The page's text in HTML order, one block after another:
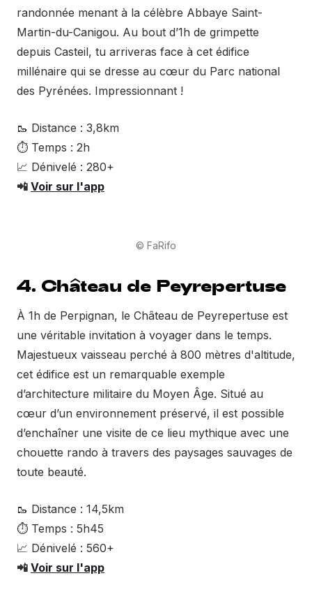
randonnée menant à la célèbre Abbaye Saint-
Martin-du-Canigou. Au bout d’1h de grimpette
depuis Casteil, tu arriveras face à cet édifice
millénaire qui se dresse au cœur du Parc national
des Pyrénées. Impressionnant !
🥾 Distance : 3,8km
⏱ Temps : 2h
📈 Dénivelé : 280+
📲 Voir sur l'app
© FaRifo
4. Château de Peyrepertuse
À 1h de Perpignan, le Château de Peyrepertuse est
une véritable invitation à voyager dans le temps.
Majestueux vaisseau perché à 800 mètres d'altitude,
cet édifice est un remarquable exemple
d’architecture militaire du Moyen Âge. Situé au
cœur d’un environnement préservé, il est possible
d’enchaîner une visite de ce lieu mythique avec une
chouette rando à travers des paysages sauvages de
toute beauté.
🥾 Distance : 14,5km
⏱ Temps : 5h45
📈 Dénivelé : 560+
📲 Voir sur l'app